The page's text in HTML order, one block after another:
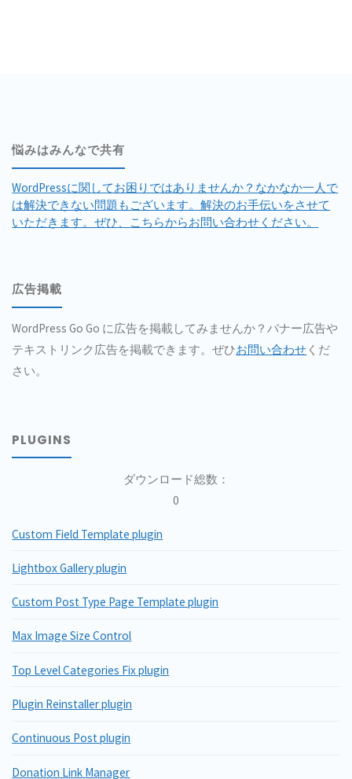
お
か
し
と
に
悩みはみんなで共有
WordPressに関してお困りではありませんか？なかなか一人で
は解決できない問題もございます。解決のお手伝いをさせて
いただきます。ぜひ、こちらからお問い合わせください。
広告掲載
WordPress Go Go に広告を掲載してみませんか？バナー広告や
テキストリンク広告を掲載できます。ぜひお問い合わせ くだ
さい。
PLUGINS
ダウンロード総数：
0
Custom Field Template plugin
Lightbox Gallery plugin
Custom Post Type Page Template plugin
Max Image Size Control
Top Level Categories Fix plugin
Plugin Reinstaller plugin
Continuous Post plugin
Donation Link Manager